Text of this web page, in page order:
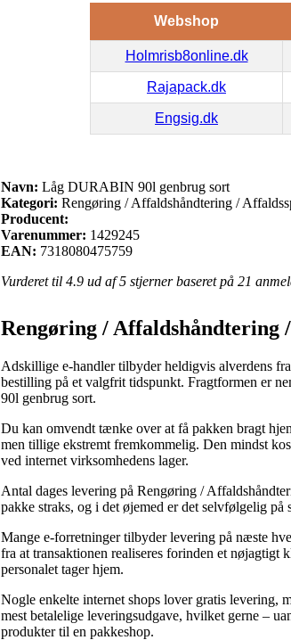
Webshop
Holmrisb8online.dk
Rajapack.dk
Engsig.dk
Navn: Låg DURABIN 90l genbrug sort
Kategori: Rengøring / Affaldshåndtering /
Producent:
Varenummer: 1429245
EAN: 7318080475759
Vurderet til 4.9 ud af 5 stjerner baseret på 21
Rengøring / Affaldshåndtering
Adskillige e-handler tilbyder heldigvis alverdens
bestilling på et valgfrit tidspunkt. Fragtformen er
90l genbrug sort.
Du kan omvendt tænke over at få pakken bragt
men tillige ekstremt fremkommelig. Den mindst
ved internet virksomhedens lager.
Antal dages levering på Rengøring /
pakke straks, og i det øjemed er det selvfølgelig
Mange e-forretninger tilbyder levering på næste
fra at transaktionen realiseres forinden et nøjagtigt
personalet tager hjem.
Nogle enkelte internet shops lover gratis levering,
mest betalelige leveringsudgave, hvilket gerne –
produkter til en pakkeshop.